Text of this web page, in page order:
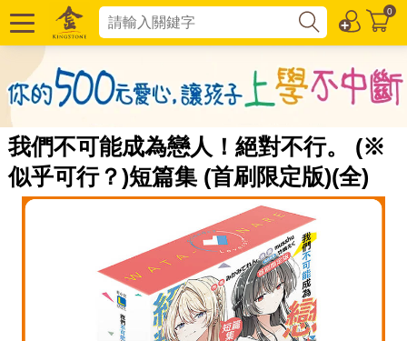
0
我們不可能成為戀人！絕對不行。 (※
似乎可行？)短篇集 (首刷限定版)(全)